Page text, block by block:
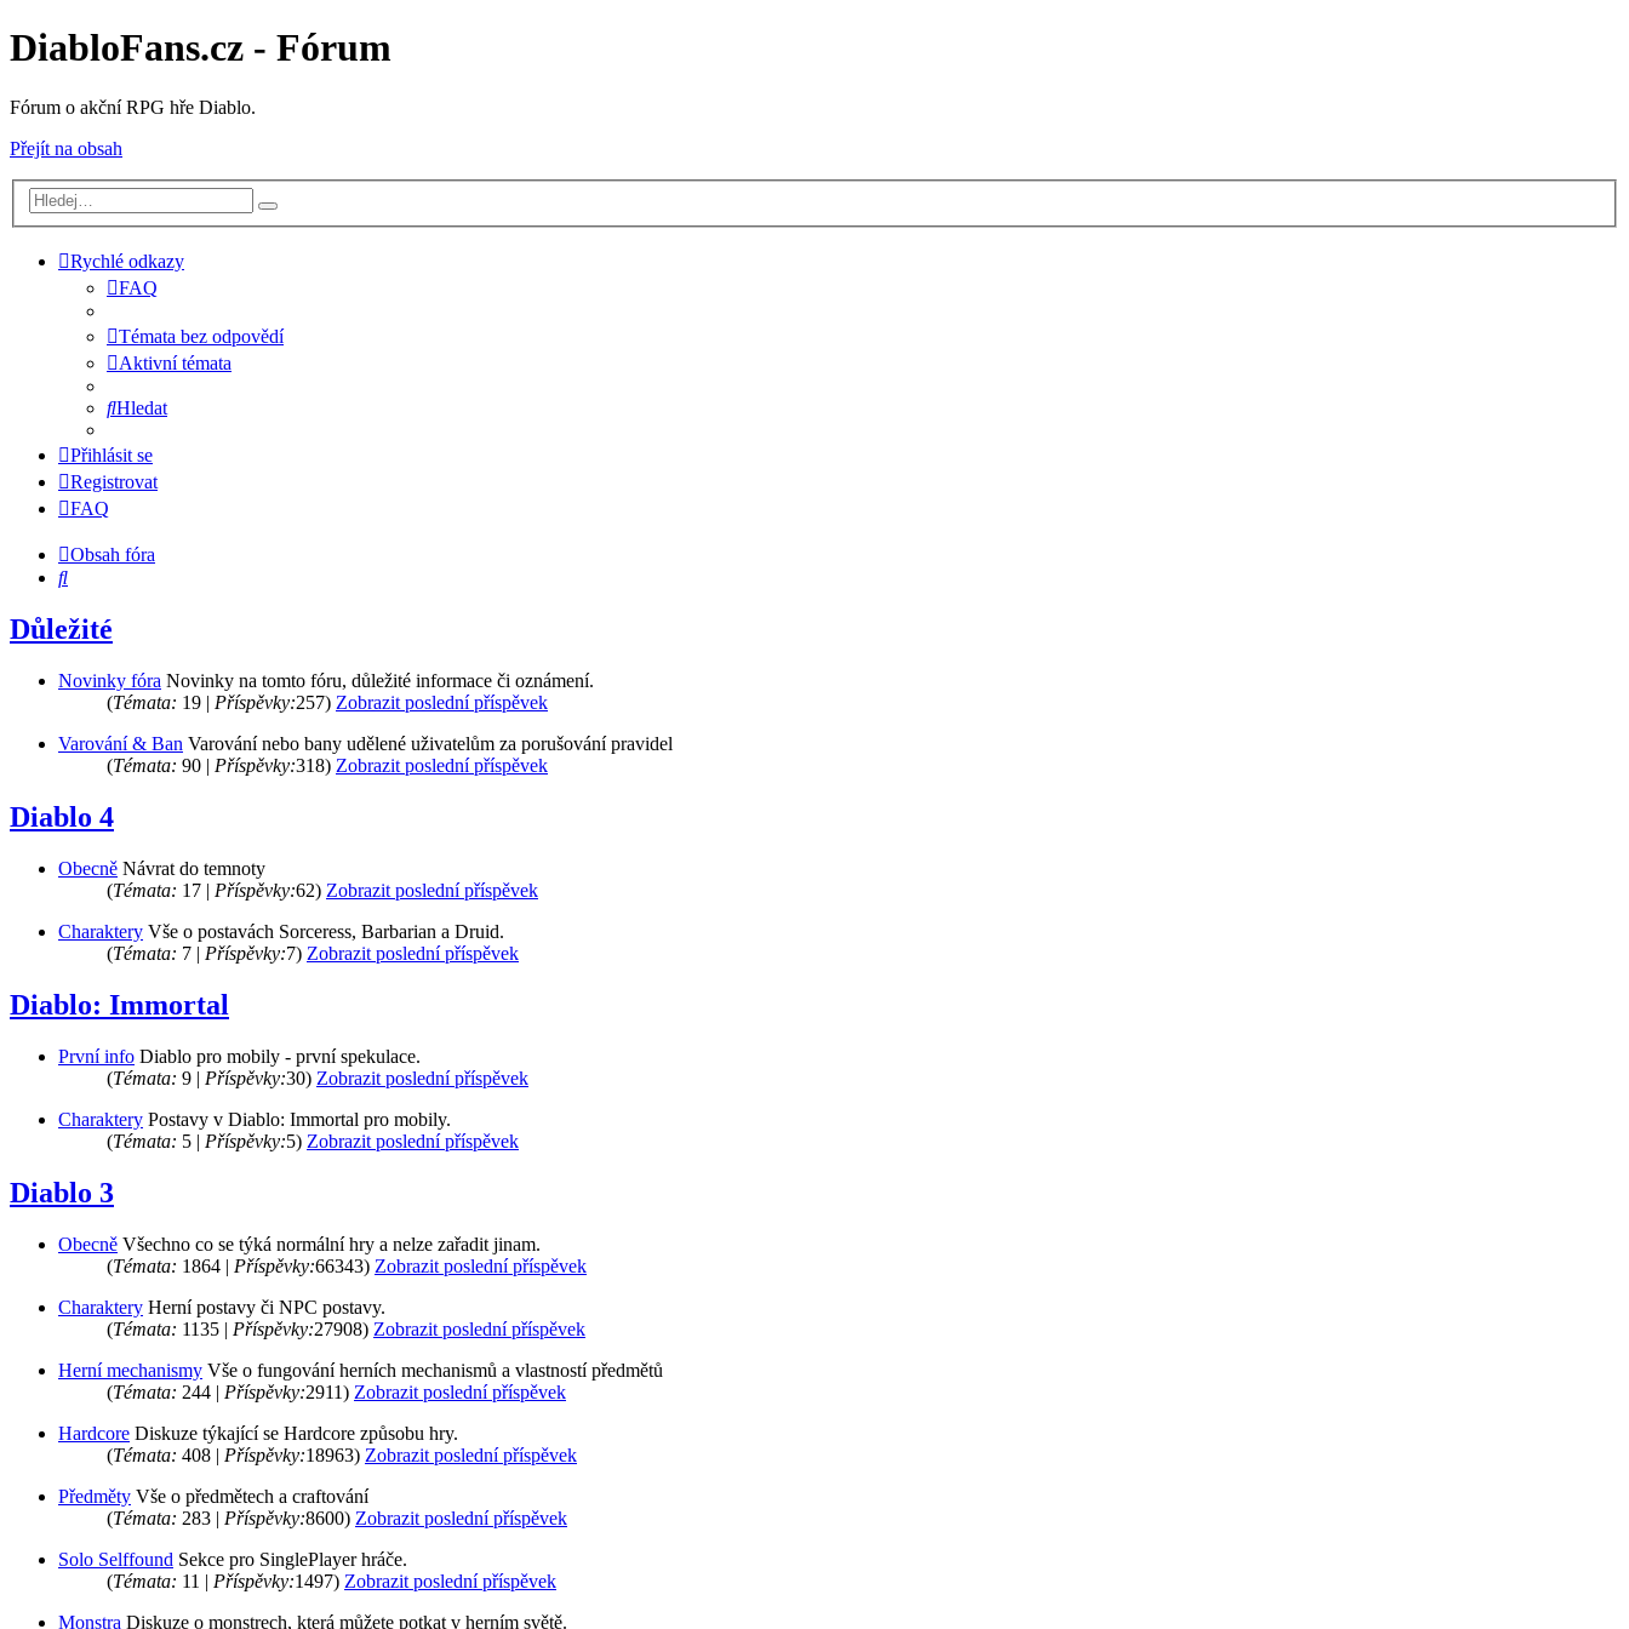
DiabloFans.cz - Fórum
Fórum o akční RPG hře Diablo.
Přejít na obsah
Rychlé odkazy
FAQ
Témata bez odpovědí
Aktivní témata
Hledat
Přihlásit se
Registrovat
FAQ
Obsah fóra
Hledat
Důležité
Novinky fóra Novinky na tomto fóru, důležité informace či oznámení.
(Témata: 19 | Příspěvky:257) Zobrazit poslední příspěvek
Varování & Ban Varování nebo bany udělené uživatelům za porušování pravidel
(Témata: 90 | Příspěvky:318) Zobrazit poslední příspěvek
Diablo 4
Obecně Návrat do temnoty
(Témata: 17 | Příspěvky:62) Zobrazit poslední příspěvek
Charaktery Vše o postavách Sorceress, Barbarian a Druid.
(Témata: 7 | Příspěvky:7) Zobrazit poslední příspěvek
Diablo: Immortal
První info Diablo pro mobily - první spekulace.
(Témata: 9 | Příspěvky:30) Zobrazit poslední příspěvek
Charaktery Postavy v Diablo: Immortal pro mobily.
(Témata: 5 | Příspěvky:5) Zobrazit poslední příspěvek
Diablo 3
Obecně Všechno co se týká normální hry a nelze zařadit jinam.
(Témata: 1864 | Příspěvky:66343) Zobrazit poslední příspěvek
Charaktery Herní postavy či NPC postavy.
(Témata: 1135 | Příspěvky:27908) Zobrazit poslední příspěvek
Herní mechanismy Vše o fungování herních mechanismů a vlastností předmětů
(Témata: 244 | Příspěvky:2911) Zobrazit poslední příspěvek
Hardcore Diskuze týkající se Hardcore způsobu hry.
(Témata: 408 | Příspěvky:18963) Zobrazit poslední příspěvek
Předměty Vše o předmětech a craftování
(Témata: 283 | Příspěvky:8600) Zobrazit poslední příspěvek
Solo Selffound Sekce pro SinglePlayer hráče.
(Témata: 11 | Příspěvky:1497) Zobrazit poslední příspěvek
Monstra Diskuze o monstrech, která můžete potkat v herním světě.